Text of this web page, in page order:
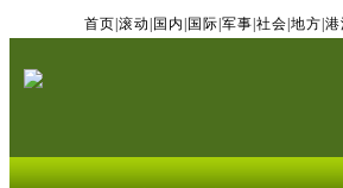
首页 滚动 国内 国际 军事 社会 地方 港